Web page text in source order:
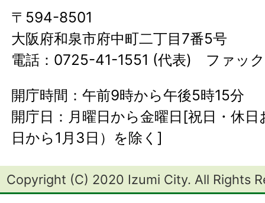
〒594-8501
大阪府和泉市府中町二丁目7番5号
電話：0725-41-1551 (代表) ファッ
開庁時間：午前9時から午後5時15分
開庁日：月曜日から金曜日[祝日・休
日から1月3日）を除く]
Copyright (C) 2020 Izumi City. All Rights